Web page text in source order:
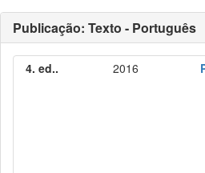
Publicação: Texto - Português
4. ed.. 2016